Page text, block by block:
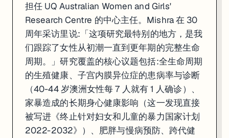
担任 UQ Australian Women and Girls'
Research Centre 的中心主任。Mishra 在 30
周年采访里说:「这项研究最特别的地方，是我
们跟踪了女性从初潮一直到更年期的完整生命
周期。」研究覆盖的核心议题包括:全生命周期
的生殖健康、子宫内膜异位症的患病率与诊断
（40-44 岁澳洲女性每 7 人就有 1 人确诊）、
家暴造成的长期身心健康影响（这一发现直接
被写进《终止针对妇女和儿童的暴力国家计划
2022-2032》）、肥胖与慢病预防、跨代健